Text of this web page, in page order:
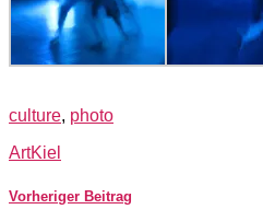
culture, photo
ArtKiel
Vorheriger Beitrag